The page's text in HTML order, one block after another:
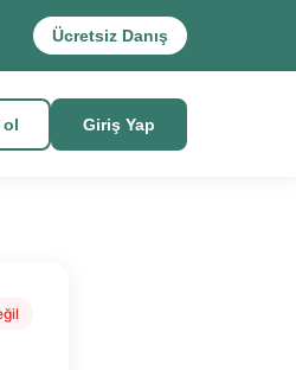
Ücretsiz Danış
ol Giriş Yap